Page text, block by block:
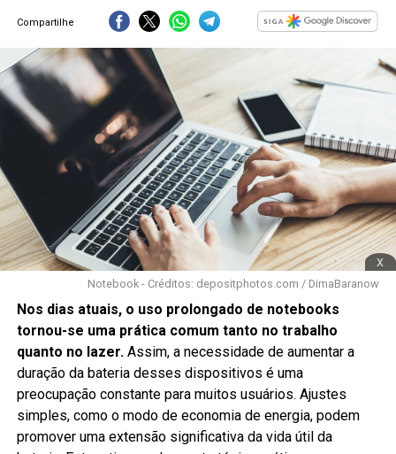
Compartilhe
x
Notebook - Créditos: depositphotos.com / DimaBaranow
Nos dias atuais, o uso prolongado de notebooks
tornou-se uma prática comum tanto no trabalho
quanto no lazer.Assim, a necessidade de aumentar a
duração da bateria desses dispositivos é uma
preocupação constante para muitos usuários. Ajustes
simples, como o modo de economia de energia, podem
promover uma extensão significativa da vida útil da